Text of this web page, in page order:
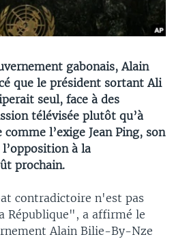
gabonais, Alain
que le président sortant Ali
seul, face à des
télévisée plutôt qu’à
l’exige Jean Ping, son
à la
prochain.
contradictoire n'est pas
République", a affirmé le
Alain Bilie-By-Nze